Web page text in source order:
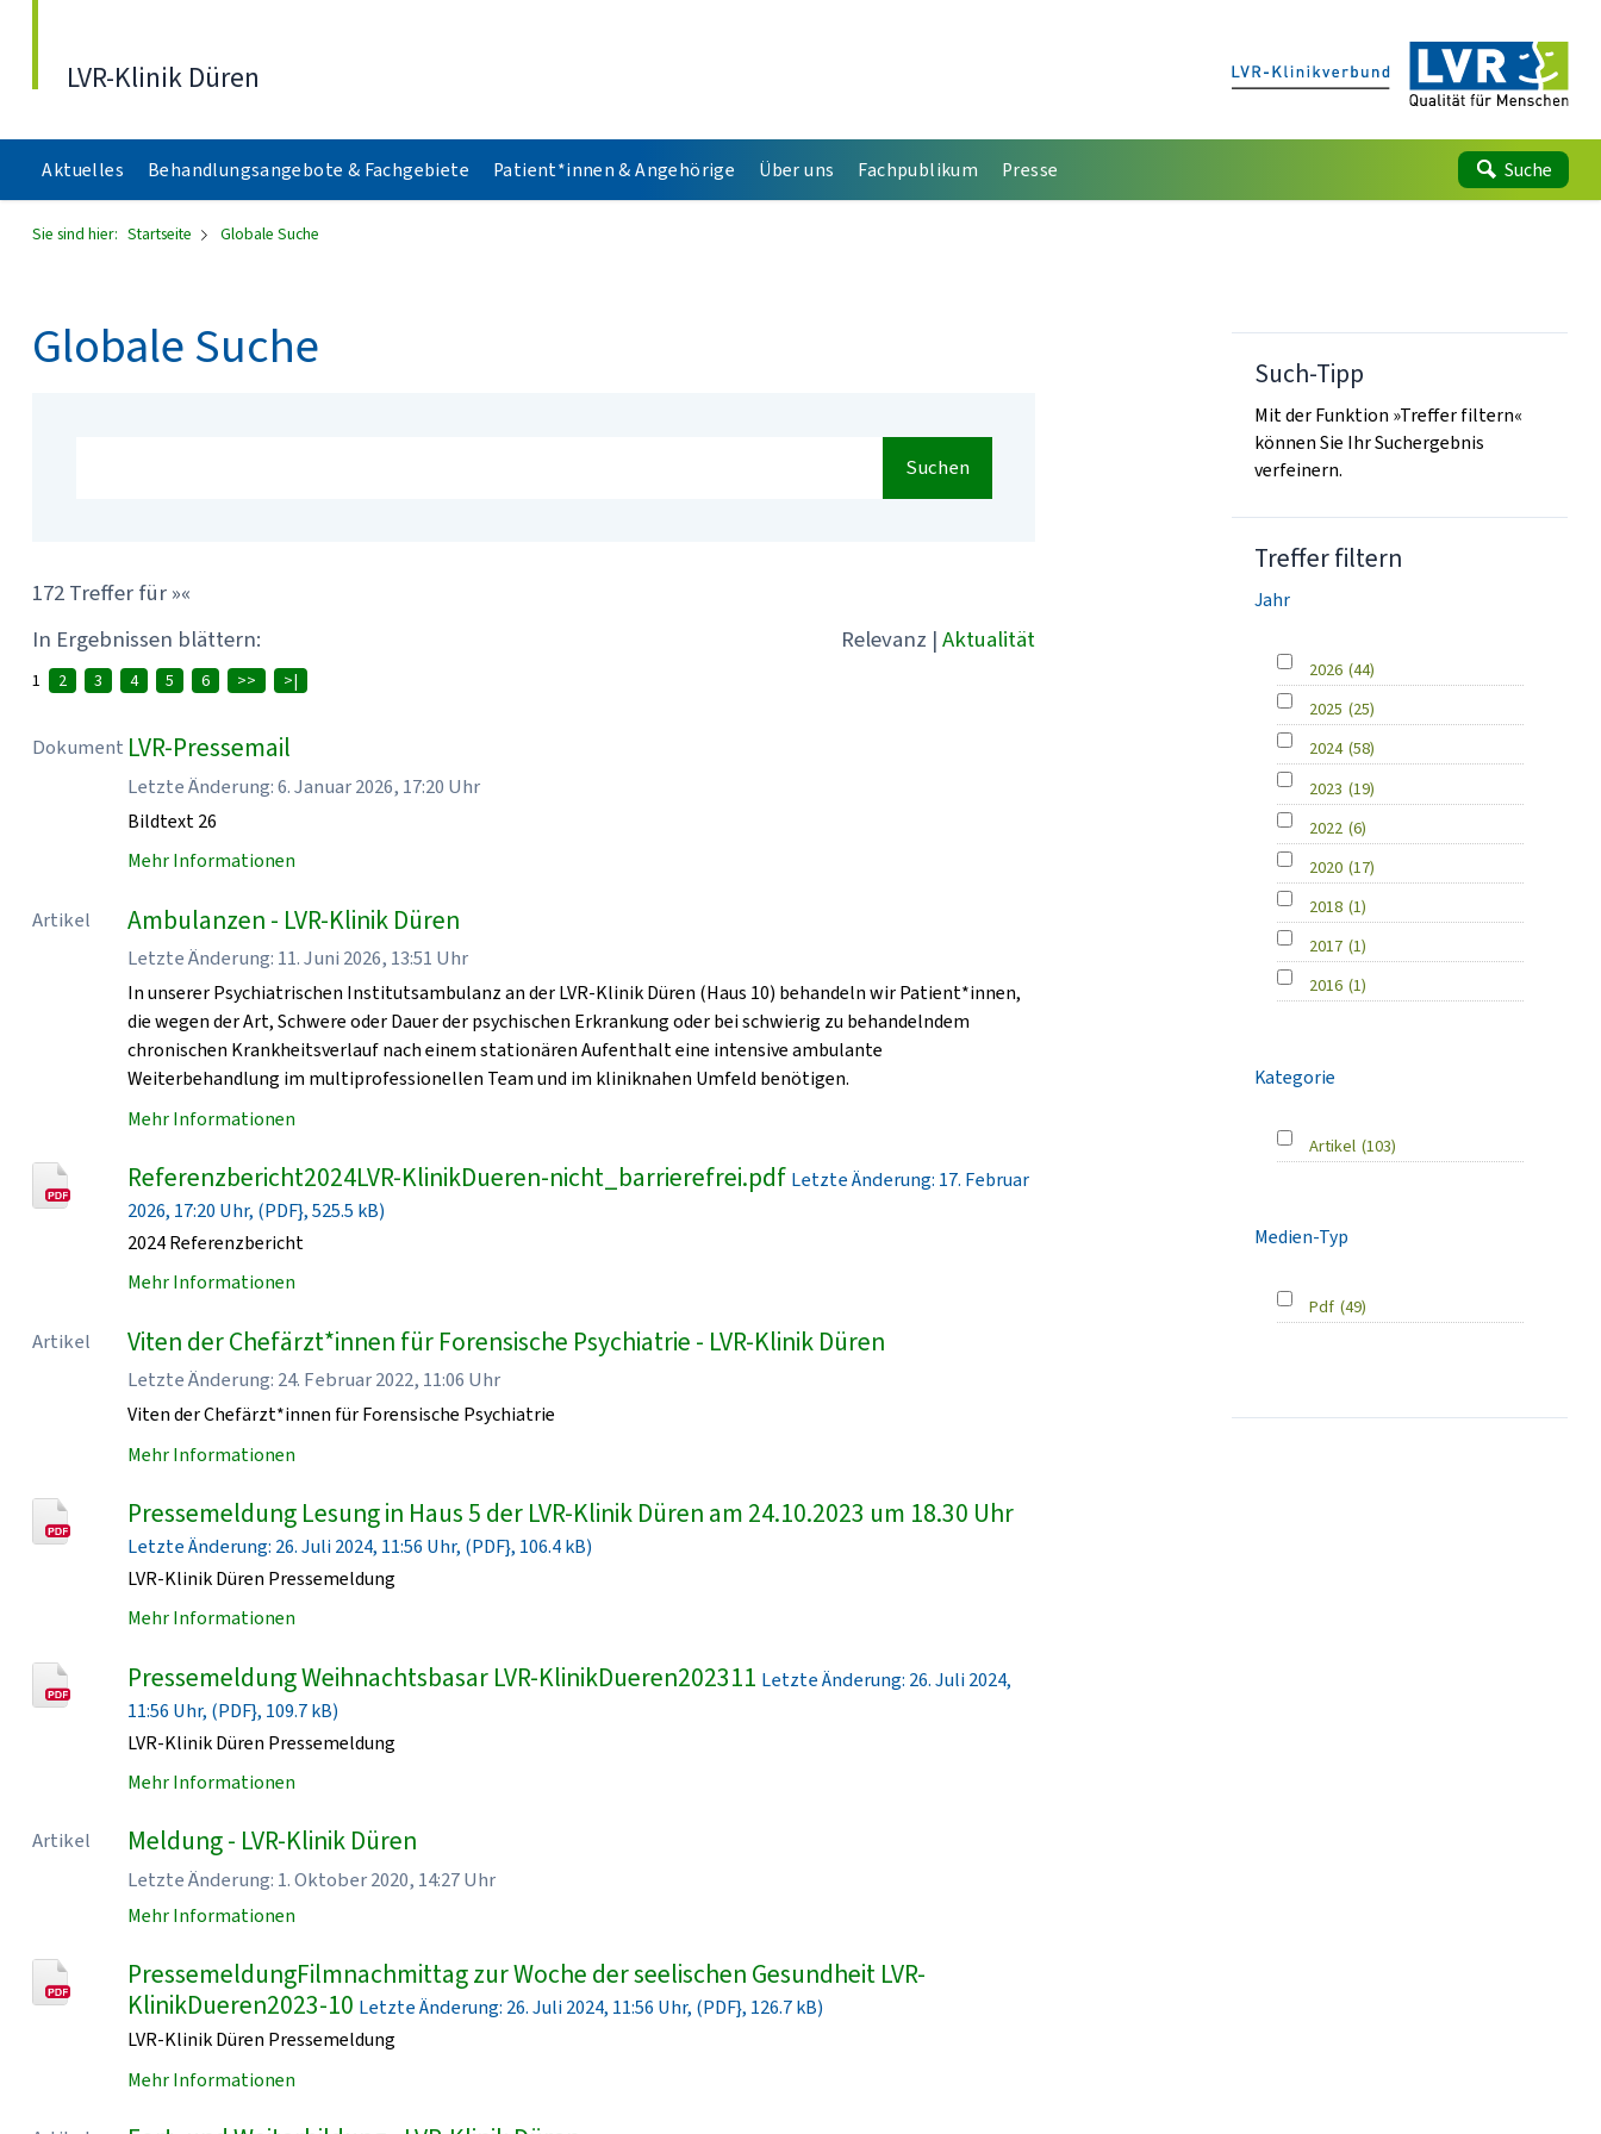
LVR-Klinik Düren
Aktuelles Behandlungsangebote & Fachgebiete Patient*innen & Angehörige Über uns Fachpublikum Presse Suche
Sie sind hier: Startseite Globale Suche
Globale Suche
Suchen
172 Treffer für »«
In Ergebnissen blättern:
Relevanz | Aktualität
1 2 3 4 5 6 >> >|
Dokument LVR-Pressemail
Letzte Änderung: 6. Januar 2026, 17:20 Uhr
Bildtext 26
Mehr Informationen
Artikel Ambulanzen - LVR-Klinik Düren
Letzte Änderung: 11. Juni 2026, 13:51 Uhr
In unserer Psychiatrischen Institutsambulanz an der LVR-Klinik Düren (Haus 10) behandeln wir Patient*innen,
die wegen der Art, Schwere oder Dauer der psychischen Erkrankung oder bei schwierig zu behandelndem
chronischen Krankheitsverlauf nach einem stationären Aufenthalt eine intensive ambulante
Weiterbehandlung im multiprofessionellen Team und im kliniknahen Umfeld benötigen.
Mehr Informationen
Referenzbericht2024LVR-KlinikDueren-nicht_barrierefrei.pdf Letzte Änderung: 17. Februar
2026, 17:20 Uhr, (PDF}, 525.5 kB)
2024 Referenzbericht
Mehr Informationen
Artikel Viten der Chefärzt*innen für Forensische Psychiatrie - LVR-Klinik Düren
Letzte Änderung: 24. Februar 2022, 11:06 Uhr
Viten der Chefärzt*innen für Forensische Psychiatrie
Mehr Informationen
Pressemeldung Lesung in Haus 5 der LVR-Klinik Düren am 24.10.2023 um 18.30 Uhr
Letzte Änderung: 26. Juli 2024, 11:56 Uhr, (PDF}, 106.4 kB)
LVR-Klinik Düren Pressemeldung
Mehr Informationen
Pressemeldung Weihnachtsbasar LVR-KlinikDueren202311 Letzte Änderung: 26. Juli 2024,
11:56 Uhr, (PDF}, 109.7 kB)
LVR-Klinik Düren Pressemeldung
Mehr Informationen
Artikel Meldung - LVR-Klinik Düren
Letzte Änderung: 1. Oktober 2020, 14:27 Uhr
Mehr Informationen
PressemeldungFilmnachmittag zur Woche der seelischen Gesundheit LVR-
KlinikDueren2023-10 Letzte Änderung: 26. Juli 2024, 11:56 Uhr, (PDF}, 126.7 kB)
LVR-Klinik Düren Pressemeldung
Mehr Informationen
Such-Tipp
Mit der Funktion »Treffer filtern«
können Sie Ihr Suchergebnis
verfeinern.
Treffer filtern
Jahr
2026 (44)
2025 (25)
2024 (58)
2023 (19)
2022 (6)
2020 (17)
2018 (1)
2017 (1)
2016 (1)
Kategorie
Artikel (103)
Medien-Typ
Pdf (49)